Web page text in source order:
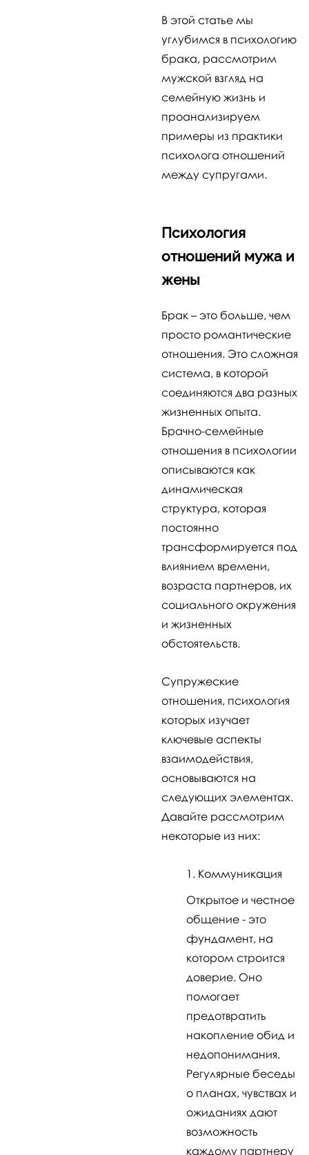
В этой статье мы
углубимся в психологию
брака, рассмотрим
мужской взгляд на
семейную жизнь и
проанализируем
примеры из практики
психолога отношений
между супругами.
Психология
отношений мужа и
жены
Брак – это больше, чем
просто романтические
отношения. Это сложная
система, в которой
соединяются два разных
жизненных опыта.
Брачно-семейные
отношения в психологии
описываются как
динамическая
структура, которая
постоянно
трансформируется под
влиянием времени,
возраста партнеров, их
социального окружения
и жизненных
обстоятельств.
Супружеские
отношения, психология
которых изучает
ключевые аспекты
взаимодействия,
основываются на
следующих элементах.
Давайте рассмотрим
некоторые из них:
Коммуникация
Открытое и честное
общение - это
фундамент, на
котором строится
доверие. Оно
помогает
предотвратить
накопление обид и
недопонимания.
Регулярные беседы
о планах, чувствах и
ожиданиях дают
возможность
каждому партнеру